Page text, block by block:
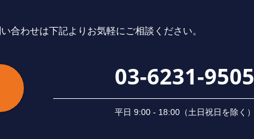
合わせは下記よりお気軽にご相談ください。
03-6231-9505
平⽇ 9:00 - 18:00（⼟⽇祝⽇を除く）